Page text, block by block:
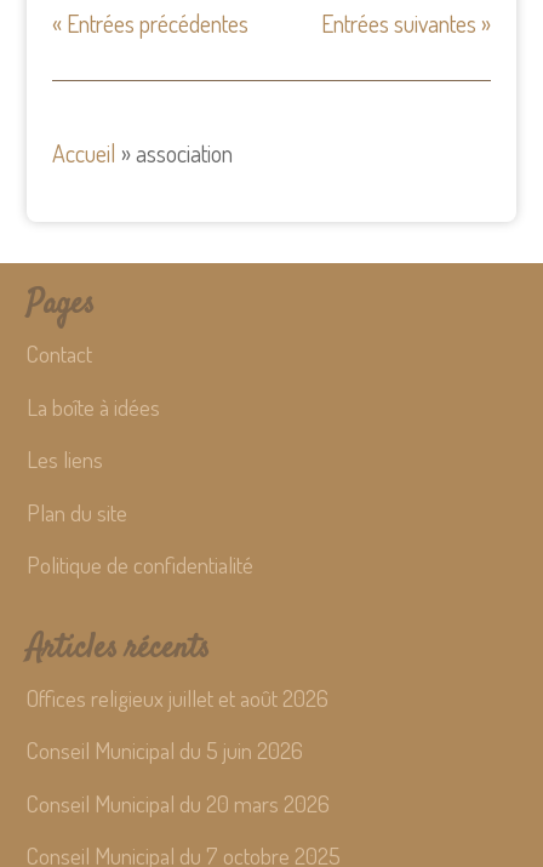
« Entrées précédentes Entrées suivantes »
Accueil »association
Pages
Contact
La boîte à idées
Les liens
Plan du site
Politique de confidentialité
Articles récents
Offices religieux juillet et août 2026
Conseil Municipal du 5 juin 2026
Conseil Municipal du 20 mars 2026
Conseil Municipal du 7 octobre 2025